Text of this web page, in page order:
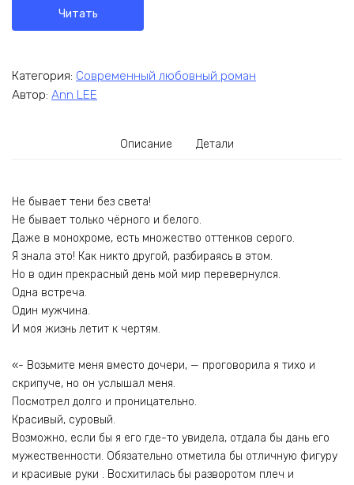
Читать
Категория: Современный любовный роман
Автор: Ann LEE
Описание Детали
Не бывает тени без света!
Не бывает только чёрного и белого.
Даже в монохроме, есть множество оттенков серого.
Я знала это! Как никто другой, разбираясь в этом.
Но в один прекрасный день мой мир перевернулся.
Одна встреча.
Один мужчина.
И моя жизнь летит к чертям.
«- Возьмите меня вместо дочери, — проговорила я тихо и
скрипуче, но он услышал меня.
Посмотрел долго и проницательно.
Красивый, суровый.
Возможно, если бы я его где-то увидела, отдала бы дань его
мужественности. Обязательно отметила бы отличную фигуру
и красивые руки . Восхитилась бы разворотом плеч и